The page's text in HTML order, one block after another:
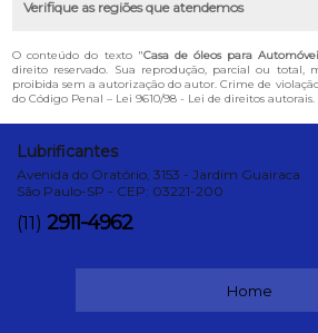
Verifique as regiões que atendemos
O conteúdo do texto "Casa de óleos para
direito reservado. Sua reprodução, parcial ou total,
proibida sem a autorização do autor. Crime de
do Código Penal – Lei 9610/98 - Lei de direitos autorais.
Lubrificantes
Avenida do Oratório, 3153 - Jardim Guairaca
São Paulo-SP - CEP: 03221-200
(11) 2911-4962
Home